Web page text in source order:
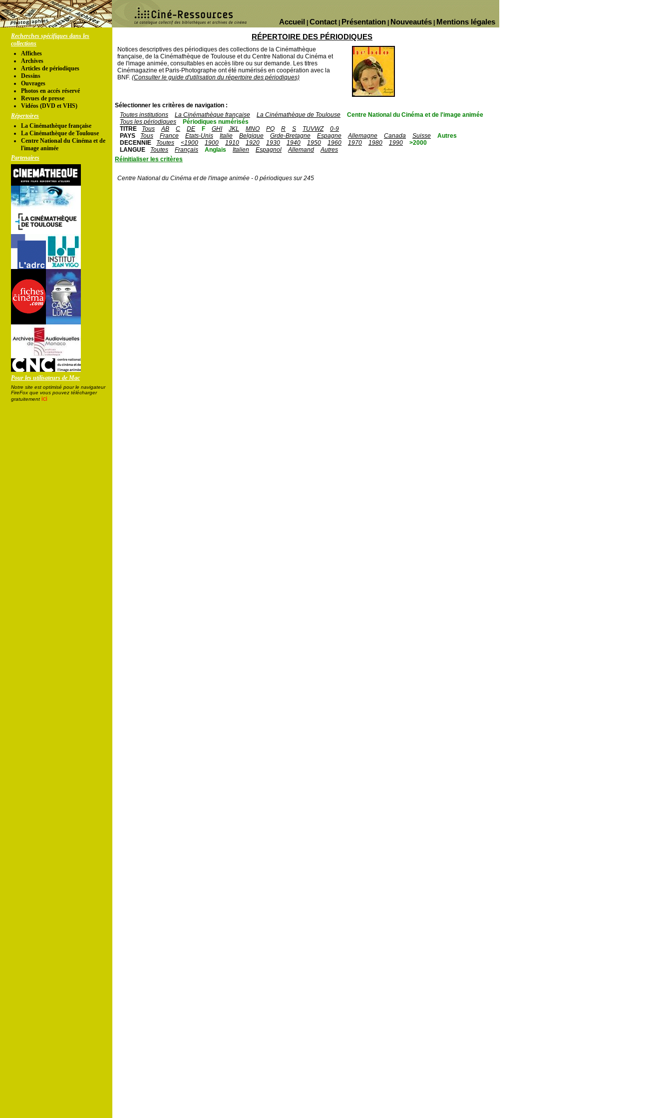
Mentions légales
Nouveautés
Présentation
Contact
Accueil
Recherches spécifiques dans les
collections
Affiches
Archives
Articles de périodiques
Dessins
Ouvrages
Photos en accés réservé
Revues de presse
Vidéos (DVD et VHS)
Répertoires
La Cinémathèque française
La Cinémathèque de Toulouse
Centre National du Cinéma et de
l'image animée
Partenaires
Pour les utilisateurs de Mac
Notre site est optimisé pour le navigateur
FireFox que vous pouvez télécharger
gratuitement ici
RÉPERTOIRE DES PÉRIODIQUES
Notices descriptives des périodiques des collections de la Cinémathèque
française, de la Cinémathèque de Toulouse et du Centre National du Cinéma et
de l'image animée, consultables en accès libre ou sur demande. Les titres
Cinémagazine et Paris-Photographe ont été numérisés en coopération avec la
BNF. (Consulter le guide d'utilisation du répertoire des périodiques)
Sélectionner les critères de navigation :
Toutes institutions
La Cinémathèque française La Cinémathèque de Toulouse
Centre National du Cinéma et de l'image animée
Tous les périodiques
Périodiques numérisés
TITRE
Tous AB C DE F GHI JKL MNO PQ R S TUVWZ
0-9
PAYS
Tous France Etats-Unis Italie Belgique Grde-Bretagne Espagne Allemagne Canada Suisse
Autres
DECENNIE
Toutes <1900 1900 1910 1920 1930 1940 1950 1960 1970 1980 1990
>2000
LANGUE
Toutes Français Anglais Italien Espagnol Allemand
Autres
Réinitialiser les critères
Centre National du Cinéma et de l'image animée - 0 périodiques sur 245